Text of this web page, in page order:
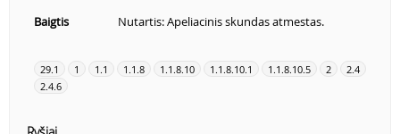
Baigtis
Nutartis: Apeliacinis skundas atmestas.
29.1 1 1.1 1.1.8 1.1.8.10 1.1.8.10.1 1.1.8.10.5 2
2.4
2.4.6